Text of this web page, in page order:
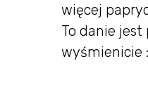
więcej
To danie
wyśmienicie